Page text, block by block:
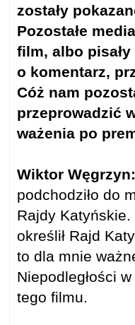
zostały
Pozostałe
film, albo
o komentarz,
Cóż nam
przeprowadzić
ważenia po
Wiktor
podchodziło do
Rajdy
określił Rajd
to dla mnie
Niepodległości
tego filmu.